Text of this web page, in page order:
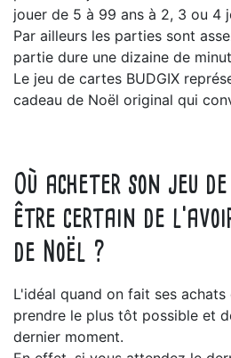
jouer de 5 à 99 ans à 2, 3 ou 4
Par ailleurs les parties sont
partie dure une dizaine de
Le jeu de cartes BUDGIX
cadeau de Noël original qui
Où acheter son jeu
être certain de
de Noël ?
L'idéal quand on fait ses
prendre le plus tôt possible et
dernier moment.